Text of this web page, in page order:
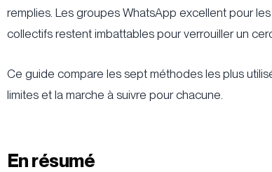
remplies. Les groupes WhatsApp excellent pour
collectifs restent imbattables pour verrouiller un
Ce guide compare les sept méthodes les plus
limites et la marche à suivre pour chacune.
En résumé